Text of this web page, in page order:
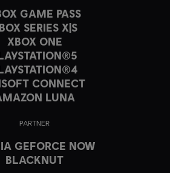
GAME PASS
SERIES X|S
XBOX ONE
CONNECT
LUNA
PARTNER
GEFORCE NOW
BLACKNUT